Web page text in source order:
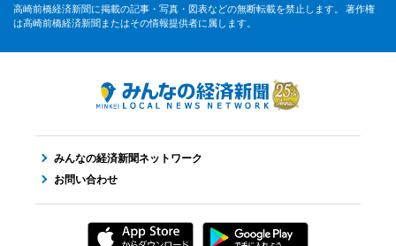
高崎前橋経済新聞に掲載の記事・写真・図表などの無断転載を禁止します。 著作権
は高崎前橋経済新聞またはその情報提供者に属します。
みんなの経済新聞ネットワーク
お問い合わせ